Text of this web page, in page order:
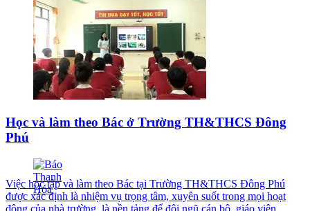
Học và làm theo Bác ở Trường TH&THCS Đông
Phú
Việc học tập và làm theo Bác tại Trường TH&THCS Đông Phú
được xác định là nhiệm vụ trọng tâm, xuyên suốt trong mọi hoạt
động của nhà trường, là nền tảng để đội ngũ cán bộ, giáo viên